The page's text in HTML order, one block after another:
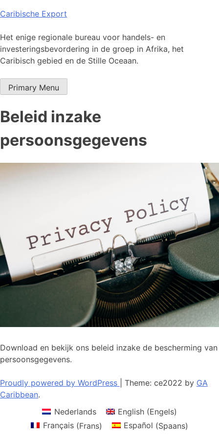
Skip
content
Caribische Export
Het enige regionale bureau voor handels- en
investeringsbevordering in de groep in Afrika, het
Caribisch gebied en de Stille Oceaan.
Primary Menu
Beleid inzake
persoonsgegevens
Download en bekijk ons beleid inzake de bescherming van
persoonsgegevens.
Proudly powered by WordPress Theme: ce2022 by GA
Caribbean.
Nederlands
English(Engels)
Français(Frans) Español (Spaans)